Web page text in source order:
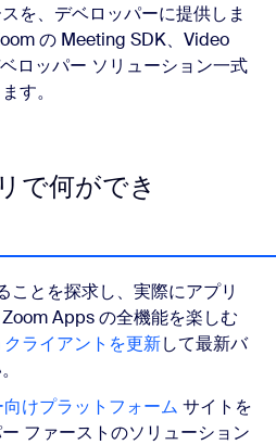
を、デベロッパーに提供しま
の Meeting SDK、Video
ロッパー ソリューション一式
す。
で何ができ
とを探求し、実際にアプリ
Apps の全機能を楽しむ
ライアントを更新して最新バ
けプラットフォーム サイトを
ファーストのソリューション